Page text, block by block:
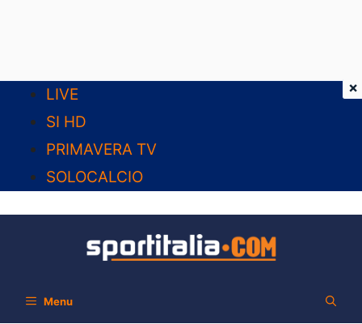
contenuto
LIVE
SI HD
PRIMAVERA TV
SOLOCALCIO
Menu
×